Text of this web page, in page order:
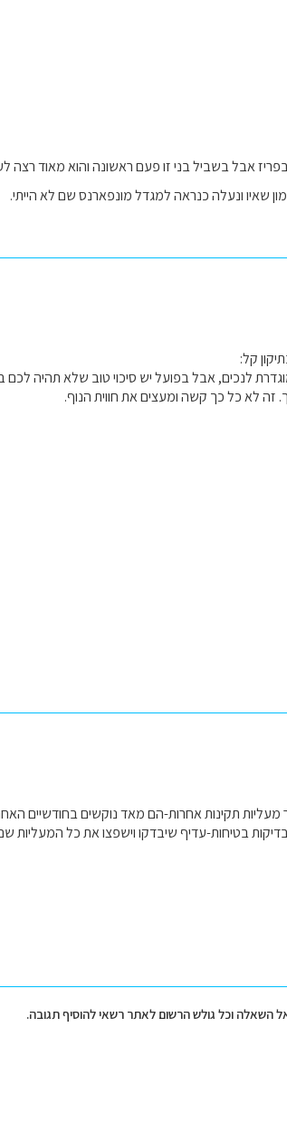
אבל בשביל בני זו פעם ראשונה והוא מאוד
שאיו ונעלה כנראה למגדל מונפארנס שם לא הייתי.
קל:
לנכים, אבל בפועל יש סיכוי טוב שלא תהיה
לא כל כך קשה ומעצים את חווית הנוף.
תקינות אחרות-הם מאד נוקשים בחודשיים
בטיחות-עדיף שיבדקו וישפצו את כל המעליות
השאלה וכל גולש הרשום לאתר רשאי להוסיף תגובה.